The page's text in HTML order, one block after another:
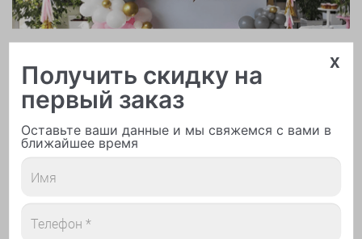
Арки и гирлянды из шаров x
Получить скидку на
первый заказ
Оставьте ваши данные и мы свяжемся с вами в
ближайшее время